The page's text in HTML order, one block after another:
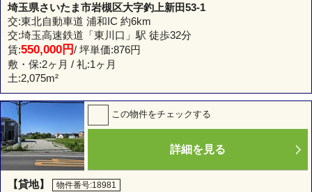
埼玉県さいたま市岩槻区大字釣上新田53-1
交:東北自動車道 浦和IC 約6km
交:埼玉高速鉄道「東川口」駅 徒歩32分
賃:550,000円/ 坪単価:876円
敷・保:2ヶ月 / 礼:1ヶ月
土:2,075m²
この物件をチェックする
詳細を見る
【貸地】 物件番号:18981